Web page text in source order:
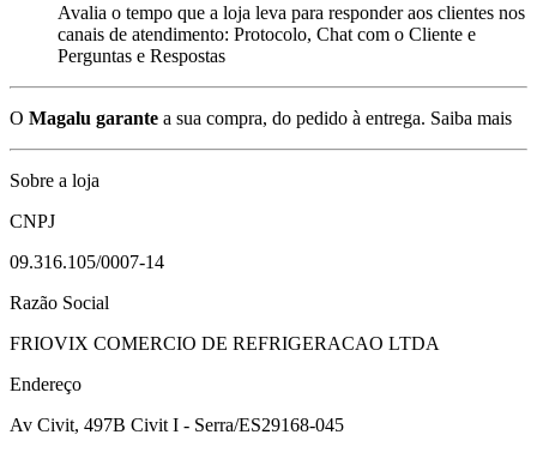
Avalia o tempo que a loja leva para responder aos clientes nos
canais de atendimento: Protocolo, Chat com o Cliente e
Perguntas e Respostas
O Magalu garante a sua compra, do pedido à entrega. Saiba mais
Sobre a loja
CNPJ
09.316.105/0007-14
Razão Social
FRIOVIX COMERCIO DE REFRIGERACAO LTDA
Endereço
Av Civit, 497B Civit I - Serra/ES29168-045